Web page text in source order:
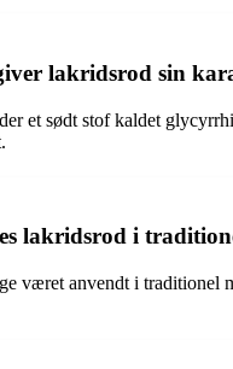
lakridsrod sin
et sødt stof kaldet
lakridsrod i
været anvendt i traditionel